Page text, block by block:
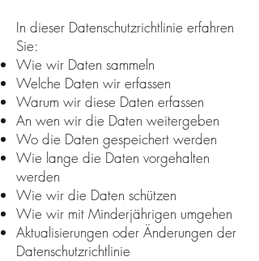
In dieser Datenschutzrichtlinie erfahren
Sie:
Wie wir Daten sammeln
Welche Daten wir erfassen
Warum wir diese Daten erfassen
An wen wir die Daten weitergeben
Wo die Daten gespeichert werden
Wie lange die Daten vorgehalten
werden
Wie wir die Daten schützen
Wie wir mit Minderjährigen umgehen
Aktualisierungen oder Änderungen der
Datenschutzrichtlinie